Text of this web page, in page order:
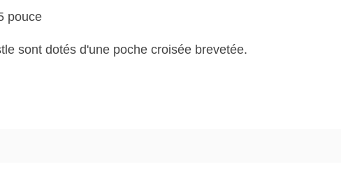
pouce
sont dotés d'une poche croisée brevetée.